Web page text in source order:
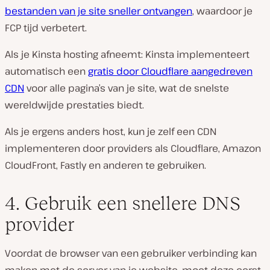
bestanden van je site sneller ontvangen, waardoor je
FCP tijd verbetert.
Als je Kinsta hosting afneemt: Kinsta implementeert
automatisch eengratis door Cloudflare aangedreven
CDNvoor alle pagina’s van je site, wat de snelste
wereldwijde prestaties biedt.
Als je ergens anders host, kun je zelf een CDN
implementeren door providers als Cloudflare, Amazon
CloudFront, Fastly en anderen te gebruiken.
4. Gebruik een snellere DNS
provider
Voordat de browser van een gebruiker verbinding kan